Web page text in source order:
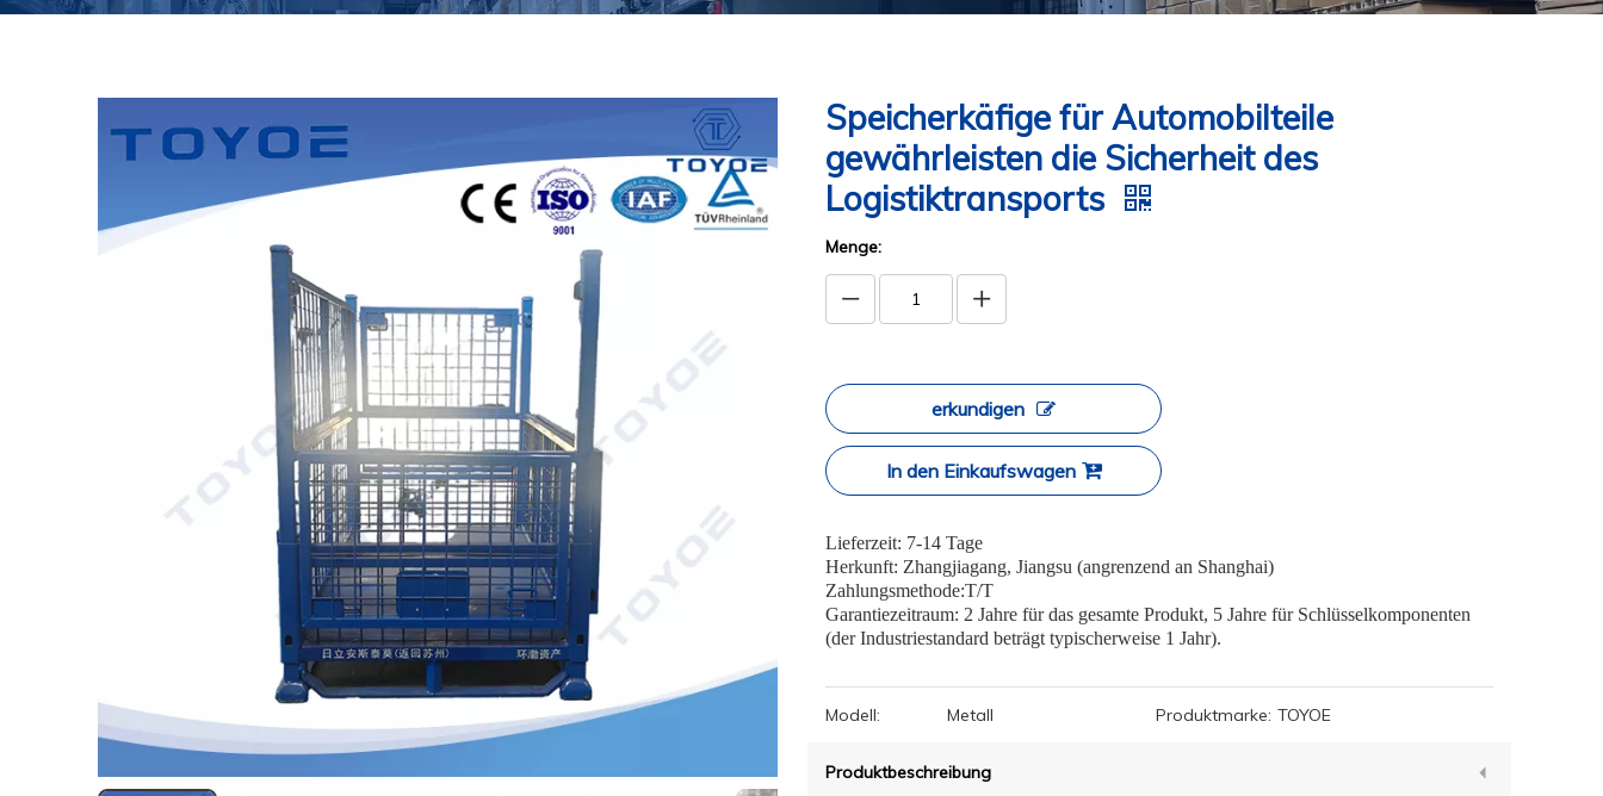
Speicherkäfige für Automobilteile
gewährleisten die Sicherheit des
Logistiktransports
Menge:
erkundigen
In den Einkaufswagen
Lieferzeit: 7-14 Tage
Herkunft: Zhangjiagang, Jiangsu (angrenzend an Shanghai)
Zahlungsmethode:T/T
Garantiezeitraum: 2 Jahre für das gesamte Produkt, 5 Jahre für Schlüsselkomponenten
(der Industriestandard beträgt typischerweise 1 Jahr).
Modell: Metall Produktmarke: TOYOE
Produktbeschreibung